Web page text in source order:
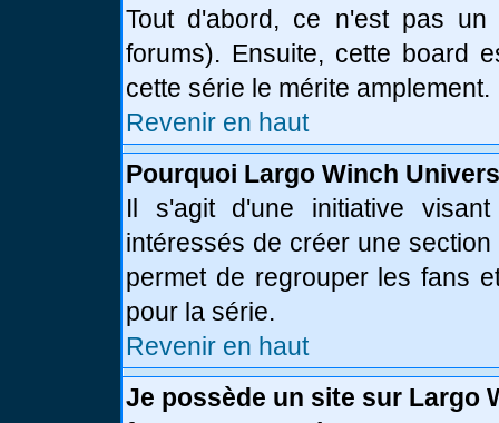
Tout d'abord, ce n'est pas un
forums). Ensuite, cette board
cette série le mérite amplement.
Revenir en haut
Pourquoi Largo Winch
Il s'agit d'une initiative
intéressés de créer une
permet de regrouper les fans
pour la série.
Revenir en haut
Je possède un site sur Largo